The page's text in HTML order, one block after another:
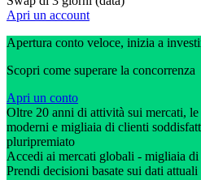
Apri un account
Apertura conto veloce, inizia a
Scopri come superare la concorrenza
Apri un conto
Oltre 20 anni di attività sui mercati,
moderni e migliaia di clienti
pluripremiato
Accedi ai mercati globali - migliaia
Prendi decisioni basate sui dati